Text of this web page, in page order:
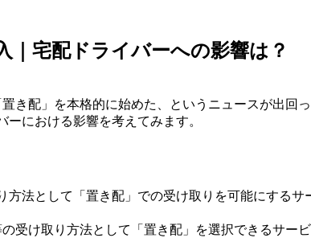
｜宅配ドライバーへの影響は？
き配」を本格的に始めた、というニュースが出回
における影響を考えてみます。
法として「置き配」での受け取りを可能にするサ
受け取り方法として「置き配」を選択できるサー